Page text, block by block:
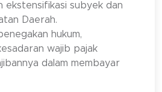
ekstensifikasi subyek dan
Daerah.
hukum,
wajib pajak
dalam membayar